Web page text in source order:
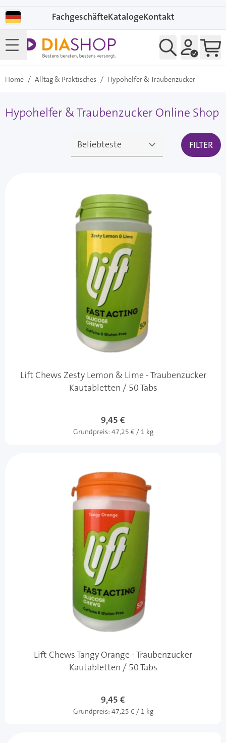
FachgeschäfteKatalogeKontakt
Home / Alltag & Praktisches / Hypohelfer & Traubenzucker
Hypohelfer & Traubenzucker Online Shop
FILTER
Lift Chews Zesty Lemon & Lime - Traubenzucker
Kautabletten / 50 Tabs
9,45 €
Grundpreis: 47,25 € / 1 kg
Lift Chews Tangy Orange - Traubenzucker
Kautabletten / 50 Tabs
9,45 €
Grundpreis: 47,25 € / 1 kg